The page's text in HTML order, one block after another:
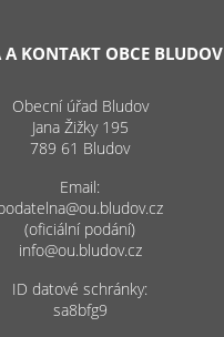
A KONTAKT OBCE BLUDOV
Obecní úřad Bludov
Jana Žižky 195
789 61 Bludov
Email:
(oficiální podání)
info@ou.bludov.cz
ID datové schránky:
sa8bfg9